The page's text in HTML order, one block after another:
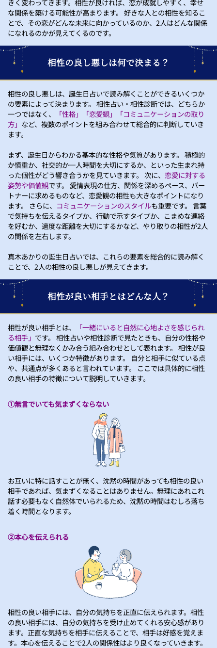
な関係を築ける可能性が高まります。 好きな人との相性を知るこ
とで、その恋がどんな未来に向かっているのか、2人はどんな関係
になれるのかが見えてくるのです。
相性の良し悪しは何で決まる？
相性の良し悪しは、誕生日占いで読み解くことができるいくつか
の要素によって決まります。 相性占い・相性診断では、どちらか
一つではなく、
「性格」「恋愛観」「コミュニケーションの取り
方」 など、複数のポイントを組み合わせて総合的に判断していき
ます。
まず、誕生日からわかる基本的な性格や気質があります。 積極的
か慎重か、社交的か一人時間を大切にするか、といった生まれ持
った個性がどう響き合うかを見ていきます。 次に、 恋愛に対する
姿勢や価値観です。 愛情表現の仕方、関係を深めるペース、パー
トナーに求めるものなど、恋愛観の相性も大きなポイントになり
ます。 さらに、 コミュニケーションのスタイルも重要です。 言葉
で気持ちを伝えるタイプか、行動で示すタイプか、こまめな連絡
を好むか、適度な距離を大切にするかなど、やり取りの相性が2人
の関係を左右します。
真木あかりの誕生日占いでは、これらの要素を総合的に読み解く
ことで、2人の相性の良し悪しが見えてきます。
相性が良い相手とはどんな人？
相性が良い相手とは、
「一緒にいると自然に心地よさを感じられ
る相手」 です。 相性占いや相性診断で見たときも、自分の性格や
価値観と無理なくかみ合う組み合わせとして表れます。 相性が良
い相手には、いくつか特徴があります。 自分と相手に似ている点
や、共通点が多くあると言われています。 ここでは具体的に相性
の良い相手の特徴について説明していきます。
①無言でいても気まずくならない
お互いに特に話すことが無く、沈黙の時間があっても相性の良い
相手であれば、気まずくなることはありません。無理にあれこれ
話す必要もなく自然体でいられるため、沈黙の時間はむしろ落ち
着く時間となります。
②本心を伝えられる
相性の良い相手には、自分の気持ちを正直に伝えられます。相性
の良い相手には、自分の気持ちを受け止めてくれる安心感があり
ます。正直な気持ちを相手に伝えることで、相手は好感を覚えま
す。本心を伝えることで2人の関係性はより良くなっていきます。